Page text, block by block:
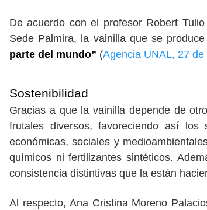
De acuerdo con el profesor Robert
Sede Palmira, la vainilla que se
parte del mundo” (Agencia UNAL, 27
Sostenibilidad
Gracias a que la vainilla depende de
frutales diversos, favoreciendo así los
económicas, sociales y
químicos ni fertilizantes sintéticos.
consistencia distintivas que la están
Al respecto, Ana Cristina Moreno